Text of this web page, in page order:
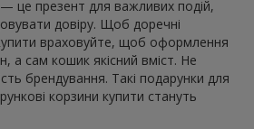
це презент для важливих подій,
довіру. Щоб доречні
враховуйте, щоб оформлення
а сам кошик якісний вміст. Не
брендування. Такі подарунки для
корзини купити стануть